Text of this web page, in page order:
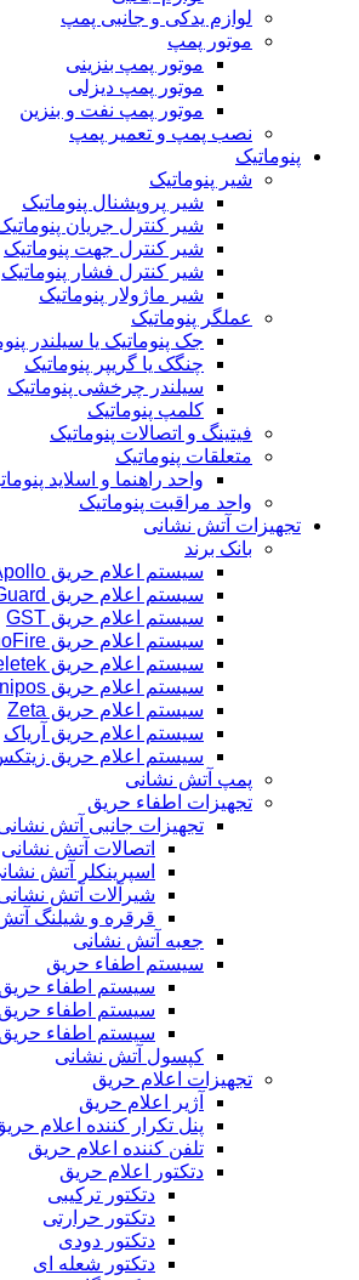
لوازم یدکی و جانبی پمپ
موتور پمپ
موتور پمپ بنزینی
موتور پمپ دیزلی
موتور پمپ نفت و بنزین
نصب پمپ و تعمیر پمپ
پنوماتیک
شیر پنوماتیک
شیر پروپشنال پنوماتیک
شیر کنترل جریان
شیر کنترل جهت پنوماتیک
شیر کنترل فشار پنوماتیک
شیر ماژولار پنوماتیک
عملگر پنوماتیک
جک پنوماتیک یا سیلندر
چنگک یا گریپر پنوماتیک
سیلندر چرخشی پنوماتیک
کلمپ پنوماتیک
فیتینگ و اتصالات پنوماتیک
متعلقات پنوماتیک
واحد راهنما و اسلاید
واحد مراقبت پنوماتیک
تجهیزات آتش نشانی
بانک برند
سیستم اعلام حریق Apollo
سیستم اعلام حریق FireGuard
سیستم اعلام حریق GST
سیستم اعلام حریق TecnoFire
سیستم اعلام حریق Teletek
سیستم اعلام حریق Unipos
سیستم اعلام حریق Zeta
سیستم اعلام حریق آریاک
سیستم اعلام حریق
پمپ آتش نشانی
تجهیزات اطفاء حریق
تجهیزات جانبی آتش
اتصالات آتش نشانی
اسپرینکلر آتش
شیرآلات آتش
قرقره و شیلنگ
جعبه آتش نشانی
سیستم اطفاء حریق
سیستم اطفاء
سیستم اطفاء
سیستم اطفاء
کپسول آتش نشانی
تجهیزات اعلام حریق
آژیر اعلام حریق
پنل تکرار کننده اعلام
تلفن کننده اعلام حریق
دتکتور اعلام حریق
دتکتور ترکیبی
دتکتور حرارتی
دتکتور دودی
دتکتور شعله ای